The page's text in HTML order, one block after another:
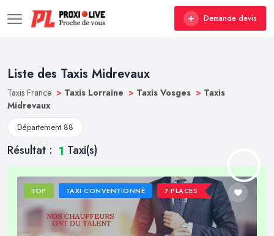
Demande devis
Liste des Taxis Midrevaux
Taxis France > Taxis Lorraine > Taxis Vosges > Taxis
Midrevaux
Département 88
Résultat : 1 Taxi(s)
TOP TAXI CONVENTIONNÉ 7 PLACES